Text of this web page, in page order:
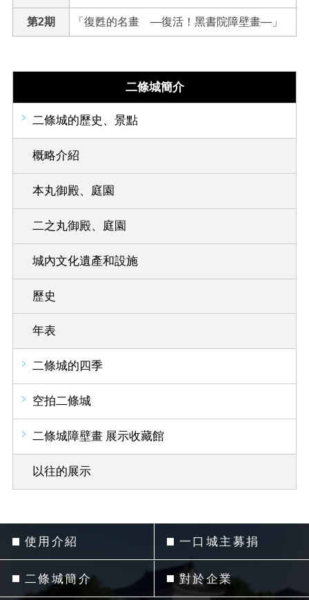
第2期 「復甦的名畫 ―復活！黑書院障壁畫―」
二條城簡介
二條城的歷史、景點
概略介紹
本丸御殿、庭園
二之丸御殿、庭園
城內文化遺產和設施
歷史
年表
二條城的四季
空拍二條城
二條城障壁畫 展示收藏館
以往的展示
使用介紹
二條城簡介
一口城主募捐
對於企業